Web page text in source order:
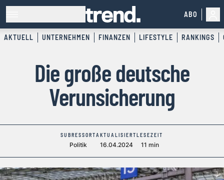
ABO
AKTUELL UNTERNEHMEN FINANZEN LIFESTYLE RANKINGS
Die große deutsche
Verunsicherung
SUBRESSORT
Politik
AKTUALISIERT
16.04.2024
LESEZEIT
11 min